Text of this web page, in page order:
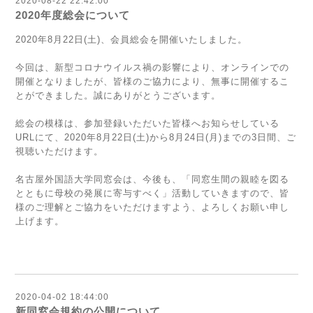
2020年度総会について
2020年8月22日(土)、会員総会を開催いたしました。
今回は、新型コロナウイルス禍の影響により、オンラインでの
開催となりましたが、皆様のご協力により、無事に開催するこ
とができました。誠にありがとうございます。
総会の模様は、参加登録いただいた皆様へお知らせしている
URLにて、2020年8月22日(土)から8月24日(月)までの3日間、ご
視聴いただけます。
名古屋外国語大学同窓会は、今後も、「同窓生間の親睦を図る
とともに母校の発展に寄与すべく」活動していきますので、皆
様のご理解とご協力をいただけますよう、よろしくお願い申し
上げます。
2020-04-02 18:44:00